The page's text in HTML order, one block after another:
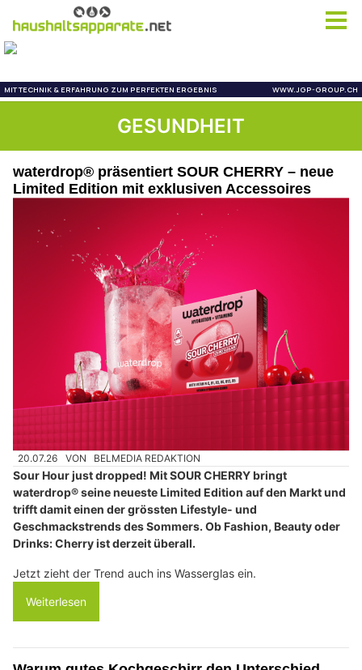
GESUNDHEIT
waterdrop® präsentiert SOUR CHERRY – neue
Limited Edition mit exklusiven Accessoires
20.07.26 VON BELMEDIA REDAKTION
Sour Hour just dropped! Mit SOUR CHERRY bringt
waterdrop® seine neueste Limited Edition auf den Markt und
trifft damit einen der grössten Lifestyle- und
Geschmackstrends des Sommers. Ob Fashion, Beauty oder
Drinks: Cherry ist derzeit überall.
Jetzt zieht der Trend auch ins Wasserglas ein.
Weiterlesen